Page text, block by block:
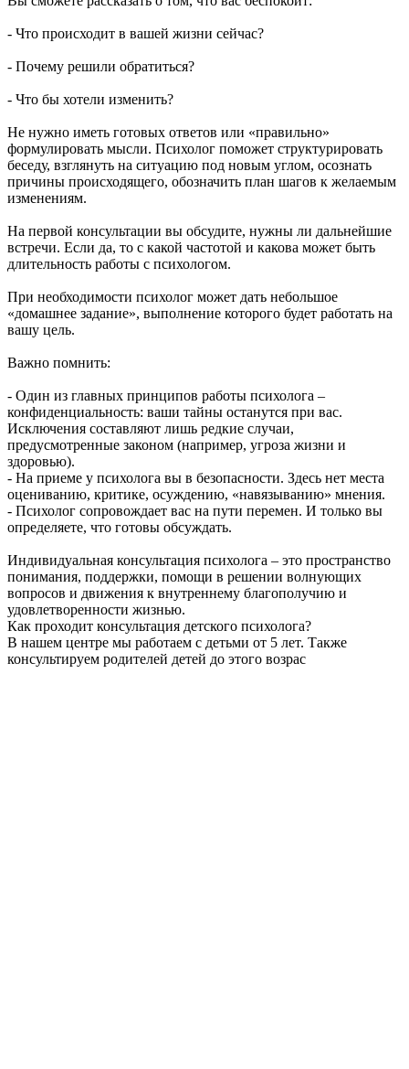
- Что происходит в вашей жизни сейчас?
- Почему решили обратиться?
- Что бы хотели изменить?
Не нужно иметь готовых ответов или «правильно»
формулировать мысли. Психолог поможет структурировать
беседу, взглянуть на ситуацию под новым углом, осознать
причины происходящего, обозначить план шагов к желаемым
изменениям.
На первой консультации вы обсудите, нужны ли дальнейшие
встречи. Если да, то с какой частотой и какова может быть
длительность работы с психологом.
При необходимости психолог может дать небольшое
«домашнее задание», выполнение которого будет работать на
вашу цель.
Важно помнить:
- Один из главных принципов работы психолога –
конфиденциальность: ваши тайны останутся при вас.
Исключения составляют лишь редкие случаи,
предусмотренные законом (например, угроза жизни и
здоровью).
- На приеме у психолога вы в безопасности. Здесь нет места
оцениванию, критике, осуждению, «навязыванию» мнения.
- Психолог сопровождает вас на пути перемен. И только вы
определяете, что готовы обсуждать.
Индивидуальная консультация психолога – это пространство
понимания, поддержки, помощи в решении волнующих
вопросов и движения к внутреннему благополучию и
удовлетворенности жизнью.
Как проходит консультация детского психолога?
В нашем центре мы работаем с детьми от 5 лет. Также
консультируем родителей детей до этого возрас